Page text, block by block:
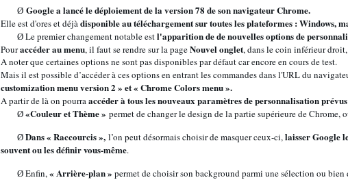
Ø Google a lancé le déploiement de la version 78 de son navigateur Chrome.
Elle est d'ores et déjàdisponible au téléchargement sur toutes les plateformes : Windows,
Ø Le premier changement notable estl'apparition de de nouvelles options de
Pouraccéder au menu, il faut se rendre sur la pageNouvel onglet, dans le coin inférieur
A noter que certaines options ne sont pas disponibles par défaut car encore en cours de test.
Mais il est possible d’accéder à ces options en entrant les commandes dans l'URL du
customization menu version 2 » et « Chrome Colors menu ».
A partir de là on pourraaccéder à tous les nouveaux paramètres depersonnalisation
Ø «Couleur et Thème » permet de changer le design de la partie supérieure de
Ø Dans « Raccourcis », l’on peut désormais choisir de masquer ceux-ci,laisser Google
souvent ou les définir vous-même.
Ø Enfin,« Arrière-plan » permet de choisir son background parmi une sélection ou